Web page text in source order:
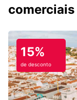
comerciais
15%
de desconto